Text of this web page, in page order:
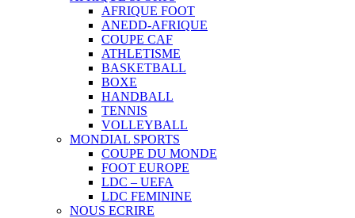
AFRIQUE FOOT
ANEDD-AFRIQUE
COUPE CAF
ATHLETISME
BASKETBALL
BOXE
HANDBALL
TENNIS
VOLLEYBALL
MONDIAL SPORTS
COUPE DU MONDE
FOOT EUROPE
LDC – UEFA
LDC FEMININE
NOUS ECRIRE